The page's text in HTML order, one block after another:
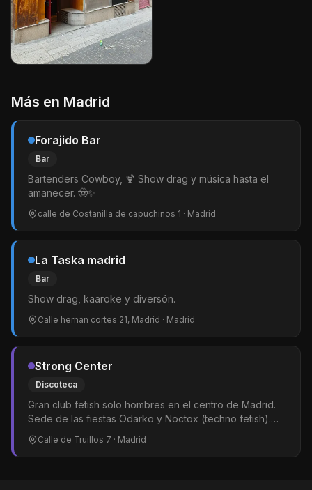
Más en Madrid
Forajido Bar
Bar
Bartenders Cowboy, 🍹 Show drag y música hasta el
amanecer. 🤠✨
calle de Costanilla de capuchinos 1 · Madrid
La Taska madrid
Bar
Show drag, kaaroke y diversón.
Calle hernan cortes 21, Madrid · Madrid
Strong Center
Discoteca
Gran club fetish solo hombres en el centro de Madrid.
Sede de las fiestas Odarko y Noctox (techno fetish).
Pista de baile y amplias zonas de cruising y juego. El
ambiente arranca pasadas las 02:00.
Calle de Truillos 7 · Madrid